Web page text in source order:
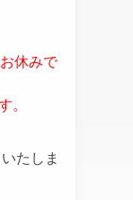
休みで
。
たしま